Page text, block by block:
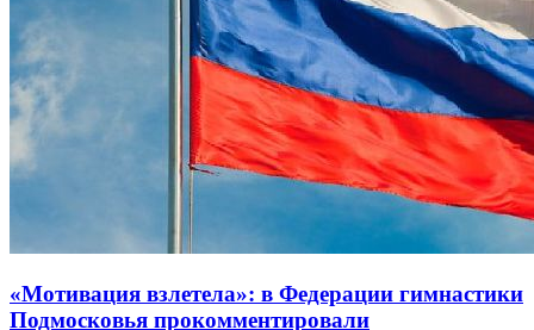
«Мотивация взлетела»: в Федерации гимнастики
Подмосковья прокомментировали